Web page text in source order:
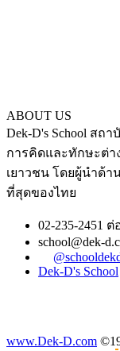
ABOUT US
Dek-D's School สถ
การคิดและทักษะต่า
เยาวชน โดยผู้นำด้
ที่สุดของไทย
02-235-2451 ต่
school@dek-
Dek-D's School
www.Dek-D.com